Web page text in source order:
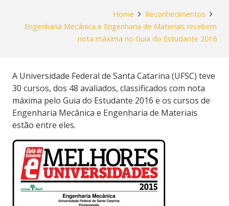
Home
Reconhecimentos
Engenharia Mecânica e Engenharia de Materiais recebem
nota máxima no Guia do Estudante 2016
A Universidade Federal de Santa Catarina (UFSC) teve
30 cursos, dos 48 avaliados, classificados com nota
máxima pelo Guia do Estudante 2016 e os cursos de
Engenharia Mecânica e Engenharia de Materiais
estão entre eles.